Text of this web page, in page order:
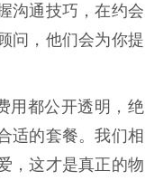
沟通技巧，在约会
问，他们会为你提
用都公开透明，绝
适的套餐。我们相
，这才是真正的物